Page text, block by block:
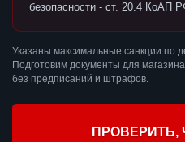
безопасности - ст. 20.4 КоАП
Указаны максимальные санкции по
Подготовим документы для
без предписаний и штрафов.
ПРОВЕРИТЬ,